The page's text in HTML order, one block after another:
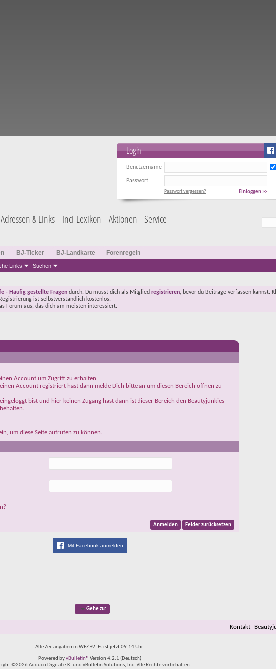
Login
Benutzername
Passwort
Einloggen >>
Passwort vergessen?
Adressen & Links Inci-Lexikon Aktionen Service
Links Suchen
BJ-Ticker BJ-Landkarte Forenregeln
- Häufig gestellte Fragen durch. Du musst dich als Mitglied registrieren, bevor du Beiträge verfassen kannst.
ist selbstverständlich kostenlos.
Forum aus, das dich am meisten interessiert.
Account um Zugriff zu erhalten
Account registriert hast dann melde Dich bitte an um diesen Bereich öffnen zu
bist und hier keinen Zugang hast dann ist dieser Bereich den Beautyjunkies-
um diese Seite aufrufen zu können.
Mit Facebook anmelden
Gehe zu:
Kontakt
Alle Zeitangaben in WEZ +2. Es ist jetzt09:14Uhr.
Powered byvBulletin® Version 4.2.1 (Deutsch)
©2026 Adduco Digital e.K. und vBulletin Solutions, Inc. Alle Rechte vorbehalten.